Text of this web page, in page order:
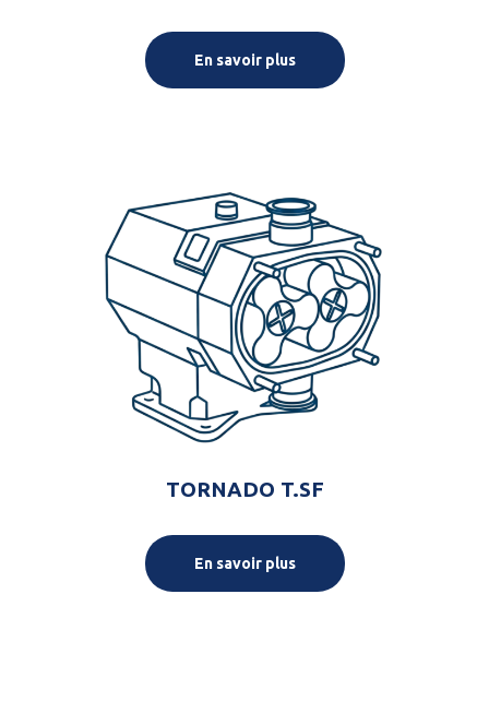
En savoir plus
TORNADO T.SF
En savoir plus